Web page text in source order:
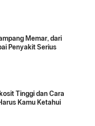
Memar, dari
Penyakit Serius
Tinggi dan Cara
Kamu Ketahui